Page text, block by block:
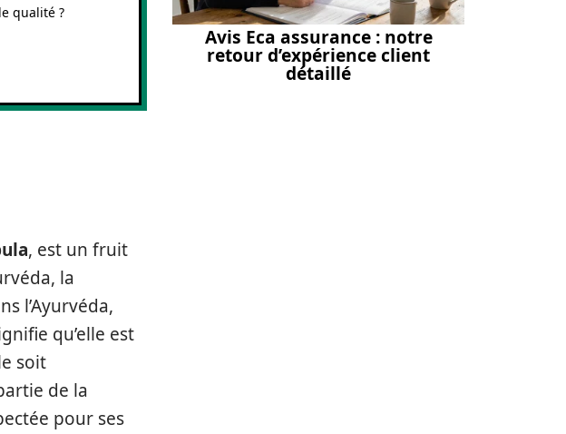
qualité ?
, est un fruit
la
l’Ayurvéda,
qu’elle est
soit
de la
pour ses
Avis Eca assurance : notre
retour d’expérience client
détaillé